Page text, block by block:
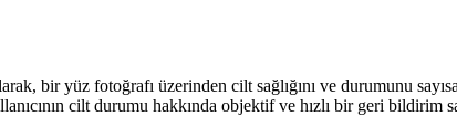
bir yüz fotoğrafı üzerinden cilt sağlığını ve durumunu
cilt durumu hakkında objektif ve hızlı bir geri bildirim